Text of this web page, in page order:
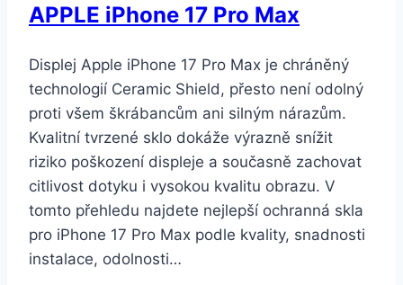
Black
APPLE iPhone 17 Pro Max
Displej Apple iPhone 17 Pro Max je chráněný
technologií Ceramic Shield, přesto není odolný
proti všem škrábancům ani silným nárazům.
Kvalitní tvrzené sklo dokáže výrazně snížit
riziko poškození displeje a současně zachovat
citlivost dotyku i vysokou kvalitu obrazu. V
tomto přehledu najdete nejlepší ochranná skla
pro iPhone 17 Pro Max podle kvality, snadnosti
instalace, odolnosti…